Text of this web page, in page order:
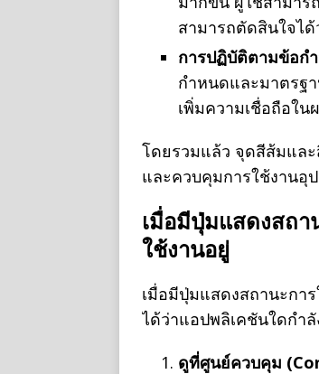
สามารถตัดสินใจไ
การปฏิบัติตามข้อก
กำหนดและมาตรฐ
เพิ่มความเชื่อถือใ
โดยรวมแล้ว จุดสีส้มและ
และควบคุมการใช้งานอุ
เมื่อมีปุ่มแสดงสถา
ใช้งานอยู่
เมื่อมีปุ่มแสดงสถานะกา
ได้ว่าแอปพลิเคชันใดกำ
ดูที่ศูนย์ควบคุม